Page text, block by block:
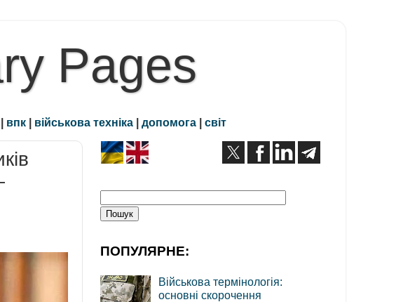
Pages
| впк | військова техніка | допомога | світ
ПОПУЛЯРНЕ:
Військова термінологія:
основні скорочення